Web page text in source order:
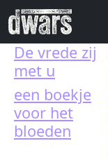
Skip to main content
De vrede zij
met u
een boekje
voor het
bloeden